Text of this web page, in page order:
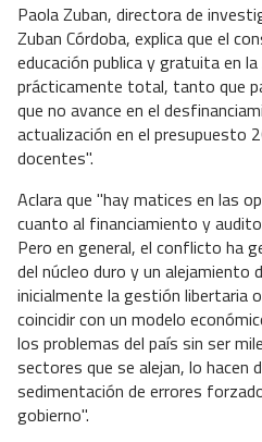
Paola Zuban, directora de
Zuban Córdoba, explica que el
educación publica y gratuita en
prácticamente total, tanto que
que no avance en el
actualización en el presupuesto
docentes".
Aclara que "hay matices en las
cuanto al financiamiento y
Pero en general, el conflicto ha
del núcleo duro y un alejamiento
inicialmente la gestión libertaria
coincidir con un modelo
los problemas del país sin ser
sectores que se alejan, lo hacen
sedimentación de errores
gobierno".